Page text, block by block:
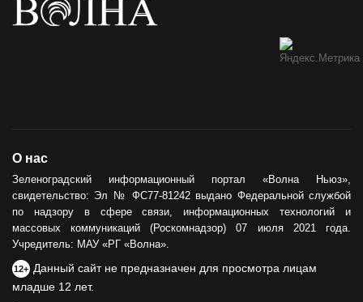
О нас
Зеленоградский информационный портал «Волна Ньюз»,
свидетельство: Эл № ФС77-81242 выдано Федеральной службой
по надзору в сфере связи, информационных технологий и
массовых коммуникаций (Роскомнадзор) 07 июля 2021 года.
Учредитель: МАУ «РГ «Волна».
12+ Данный сайт не предназначен для просмотра лицам
младше 12 лет.